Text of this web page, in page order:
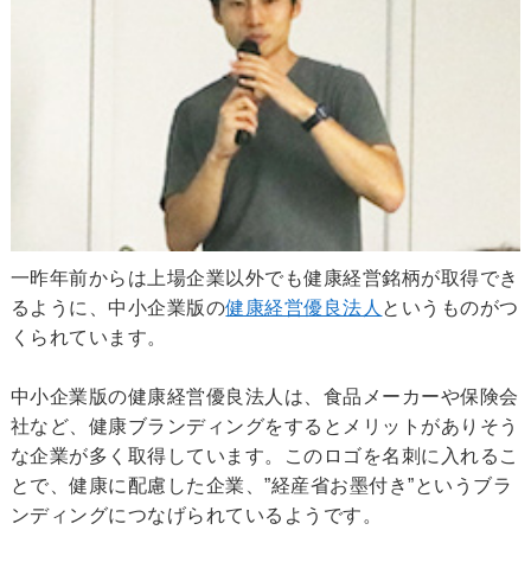
一昨年前からは上場企業以外でも健康経営銘柄が取得でき
るように、中小企業版の健康経営優良法人 というものがつ
くられています。
中小企業版の健康経営優良法人は、食品メーカーや保険会
社など、健康ブランディングをするとメリットがありそう
な企業が多く取得しています。このロゴを名刺に入れるこ
とで、健康に配慮した企業、”経産省お墨付き”というブラ
ンディングにつなげられているようです。